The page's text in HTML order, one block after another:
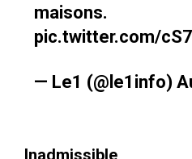
maisons.
pic.twitter.com/
— Le1 (@le1info)
Inadmissible